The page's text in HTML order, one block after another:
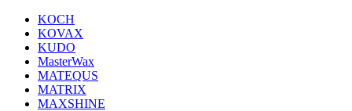
KOCH
KOVAX
KUDO
MasterWax
MATEQUS
MATRIX
MAXSHINE